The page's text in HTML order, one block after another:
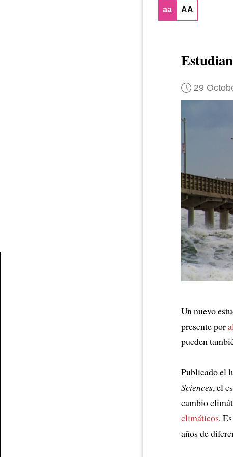
aa AA
29
Un nuevo
presente por
pueden
Publicado el
Sciences, el
cambio
climáticos.
años de